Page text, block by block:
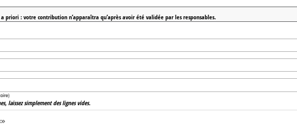
priori : votre contribution n’apparaîtra qu’après avoir été validée par les responsables.
laissez simplement des lignes vides.